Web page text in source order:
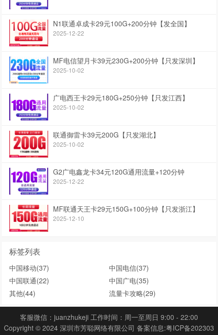
N1联通卓成卡29元100G+200分钟【发全国】
2025-12-22
MF电信望月卡39元230G+200分钟【只发深圳】
2025-10-02
广电西王卡29元180G+250分钟【只发江西】
2025-10-02
联通御雷卡39元200G【只发湖北】
2025-10-02
G2广电鑫龙卡34元120G通用流量+120分钟
2025-12-22
MF联通天王卡29元150G+100分钟【只发浙江】
2025-12-10
标签列表
中国移动(37) 中国电信(37)
中国联通(22) 中国广电(35)
其他(44) 流量卡攻略(29)
客服微信：juanzhukeji 工作时间：周一至周日 9:00 - 22:00
Copyright © 2024 深圳市芳聪网络有限公司 备案信息:粤ICP备202303